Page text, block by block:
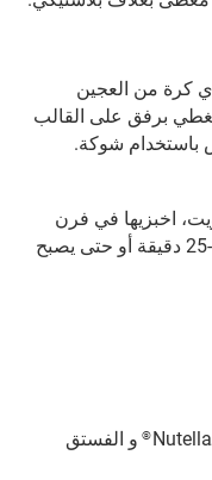
كرة من العجين
برفق على القالب
باستخدام شوكة.
اخبزيها في فرن
350 درجة فهرنهايت لمدة 20-25 دقيقة أو حتى يصبح
®و الفستق